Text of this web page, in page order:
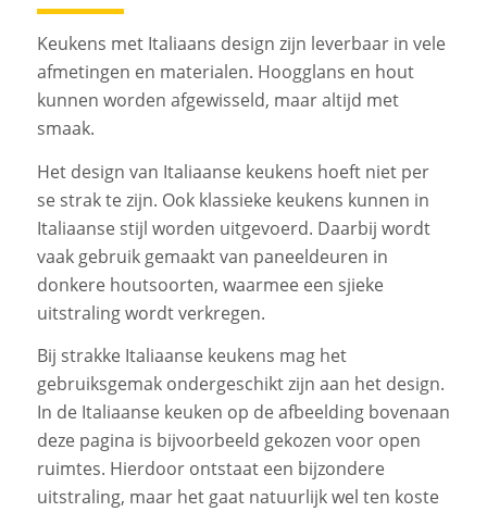
Keukens met Italiaans design zijn leverbaar in vele
afmetingen en materialen. Hoogglans en hout
kunnen worden afgewisseld, maar altijd met
smaak.
Het design van Italiaanse keukens hoeft niet per
se strak te zijn. Ook klassieke keukens kunnen in
Italiaanse stijl worden uitgevoerd. Daarbij wordt
vaak gebruik gemaakt van paneeldeuren in
donkere houtsoorten, waarmee een sjieke
uitstraling wordt verkregen.
Bij strakke Italiaanse keukens mag het
gebruiksgemak ondergeschikt zijn aan het design.
In de Italiaanse keuken op de afbeelding bovenaan
deze pagina is bijvoorbeeld gekozen voor open
ruimtes. Hierdoor ontstaat een bijzondere
uitstraling, maar het gaat natuurlijk wel ten koste